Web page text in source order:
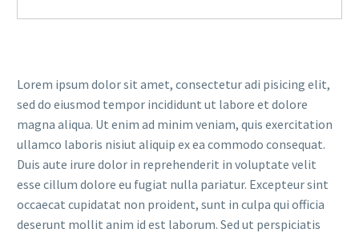
Lorem ipsum dolor sit amet, consectetur adi pisicing elit,
sed do eiusmod tempor incididunt ut labore et dolore
magna aliqua. Ut enim ad minim veniam, quis exercitation
ullamco laboris nisiut aliquip ex ea commodo consequat.
Duis aute irure dolor in reprehenderit in voluptate velit
esse cillum dolore eu fugiat nulla pariatur. Excepteur sint
occaecat cupidatat non proident, sunt in culpa qui officia
deserunt mollit anim id est laborum. Sed ut perspiciatis